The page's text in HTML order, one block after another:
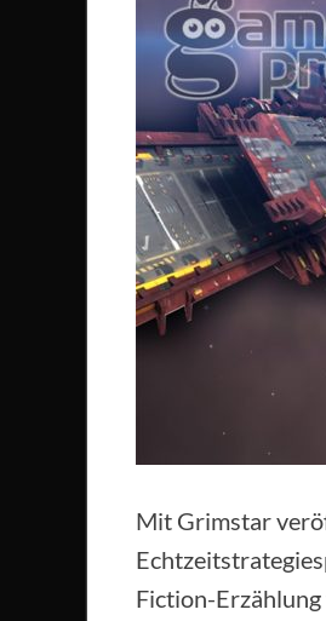
Mit Grimstar
Fiction-